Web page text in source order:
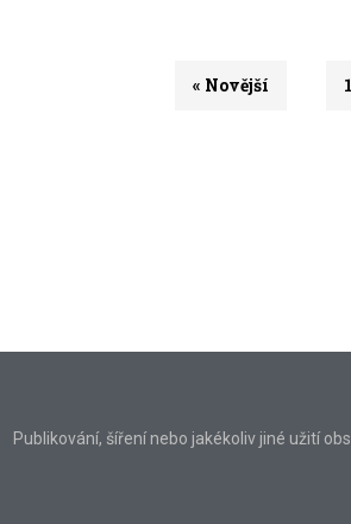
« Novější 1
Publikování, šíření nebo jakékoliv jiné užití